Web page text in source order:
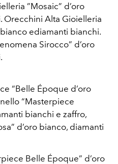
”Mosaic” d’oro
Orecchini Alta Gioielleria
ediamanti bianchi.
Sirocco” d’oro
“Belle Époque d’oro
“Masterpiece
bianchi e zaffro,
d’oro bianco, diamanti
Belle Époque” d’oro